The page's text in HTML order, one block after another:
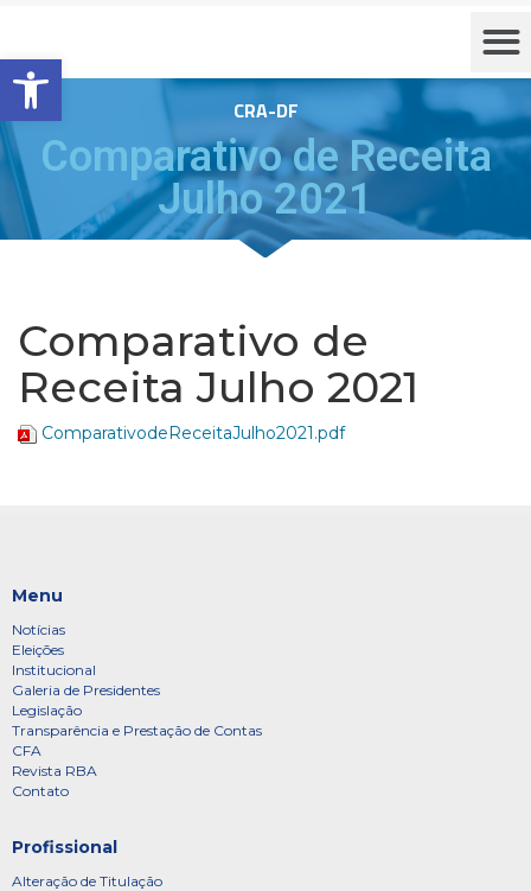
Barra de Ferramentas Aberta
CRA-DF
Comparativo de Receita
Julho 2021
Comparativo de
Receita Julho 2021
ComparativodeReceitaJulho2021.pdf
Menu
Notícias
Eleições
Institucional
Galeria de Presidentes
Legislação
Transparência e Prestação de Contas
CFA
Revista RBA
Contato
Profissional
Alteração de Titulação